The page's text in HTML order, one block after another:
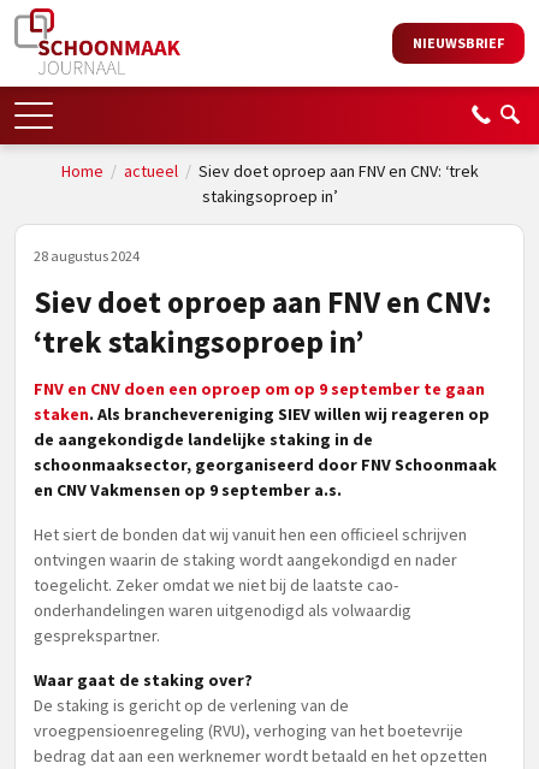
NIEUWSBRIEF
Home / actueel/ Siev doet oproep aan FNV en CNV: ‘trek
stakingsoproep in’
28 augustus 2024
Siev doet oproep aan FNV en CNV:
‘trek stakingsoproep in’
FNV en CNV doen een oproep om op 9 september te gaan
staken. Als branchevereniging SIEV willen wij reageren op
de aangekondigde landelijke staking in de
schoonmaaksector, georganiseerd door FNV Schoonmaak
en CNV Vakmensen op 9 september a.s.
Het siert de bonden dat wij vanuit hen een officieel schrijven
ontvingen waarin de staking wordt aangekondigd en nader
toegelicht. Zeker omdat we niet bij de laatste cao-
onderhandelingen waren uitgenodigd als volwaardig
gesprekspartner.
Waar gaat de staking over?
De staking is gericht op de verlening van de
vroegpensioenregeling (RVU), verhoging van het boetevrije
bedrag dat aan een werknemer wordt betaald en het opzetten